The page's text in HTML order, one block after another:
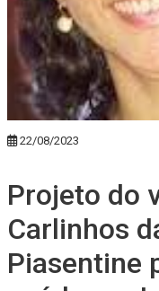
22/08/2023
Projeto do
Carlinhos
Piasentine